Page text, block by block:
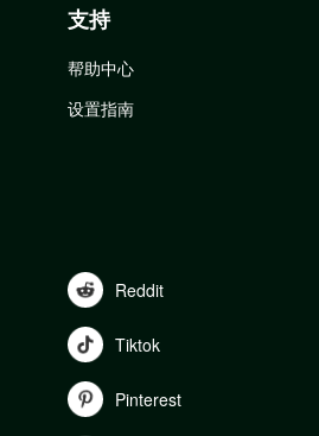
支持
帮助中心
设置指南
Reddit
Tiktok
Pinterest